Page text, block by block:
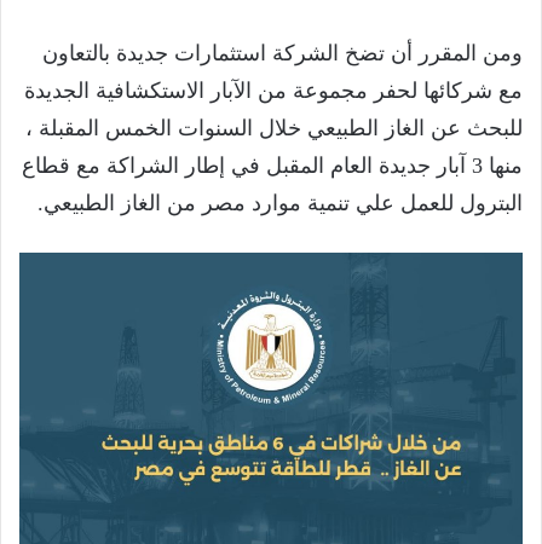
ومن المقرر أن تضخ الشركة استثمارات جديدة بالتعاون
مع شركائها لحفر مجموعة من الآبار الاستكشافية الجديدة
للبحث عن الغاز الطبيعي خلال السنوات الخمس المقبلة ،
منها 3 آبار جديدة العام المقبل في إطار الشراكة مع قطاع
البترول للعمل علي تنمية موارد مصر من الغاز الطبيعي.